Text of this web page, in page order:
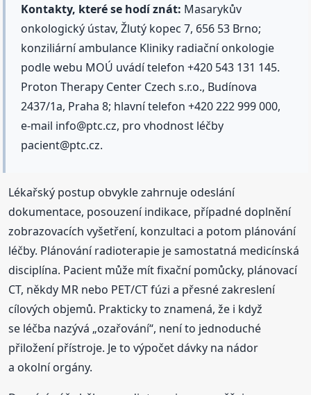
Kontakty, které se hodí znát: Masarykův
onkologický ústav, Žlutý kopec 7, 656 53 Brno;
konziliární ambulance Kliniky radiační onkologie
podle webu MOÚ uvádí telefon +420 543 131 145.
Proton Therapy Center Czech s.r.o., Budínova
2437/1a, Praha 8; hlavní telefon +420 222 999 000,
e-mail info@ptc.cz, pro vhodnost léčby
pacient@ptc.cz.
Lékařský postup obvykle zahrnuje odeslání
dokumentace, posouzení indikace, případné doplnění
zobrazovacích vyšetření, konzultaci a potom plánování
léčby. Plánování radioterapie je samostatná medicínská
disciplína. Pacient může mít fixační pomůcky, plánovací
CT, někdy MR nebo PET/CT fúzi a přesné zakreslení
cílových objemů. Prakticky to znamená, že i když
se léčba nazývá „ozařování“, není to jednoduché
přiložení přístroje. Je to výpočet dávky na nádor
a okolní orgány.